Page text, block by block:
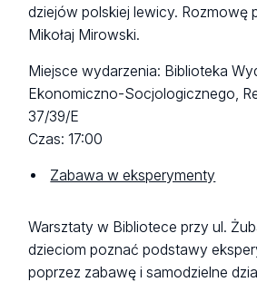
dziejów polskiej lewicy. Rozmowę
Mikołaj Mirowski.
Miejsce wydarzenia: Biblioteka
Ekonomiczno-Socjologicznego,
37/39/E
Czas: 17:00
Zabawa w eksperymenty
Warsztaty w Bibliotece przy ul.
dzieciom poznać podstawy
poprzez zabawę i samodzielne